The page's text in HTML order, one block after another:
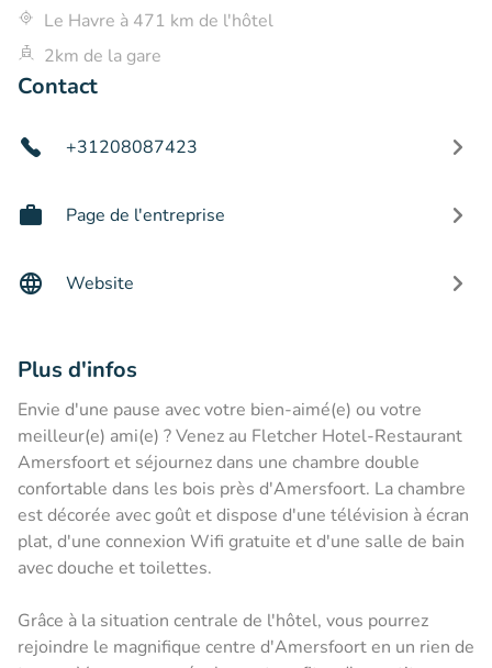
Le Havre à 471 km de l'hôtel
2km de la gare
Contact
+31208087423
Page de l'entreprise
Website
Plus d'infos
Envie d'une pause avec votre bien-aimé(e) ou votre
meilleur(e) ami(e) ? Venez au Fletcher Hotel-Restaurant
Amersfoort et séjournez dans une chambre double
confortable dans les bois près d'Amersfoort. La chambre
est décorée avec goût et dispose d'une télévision à écran
plat, d'une connexion Wifi gratuite et d'une salle de bain
avec douche et toilettes.
Grâce à la situation centrale de l'hôtel, vous pourrez
rejoindre le magnifique centre d'Amersfoort en un rien de